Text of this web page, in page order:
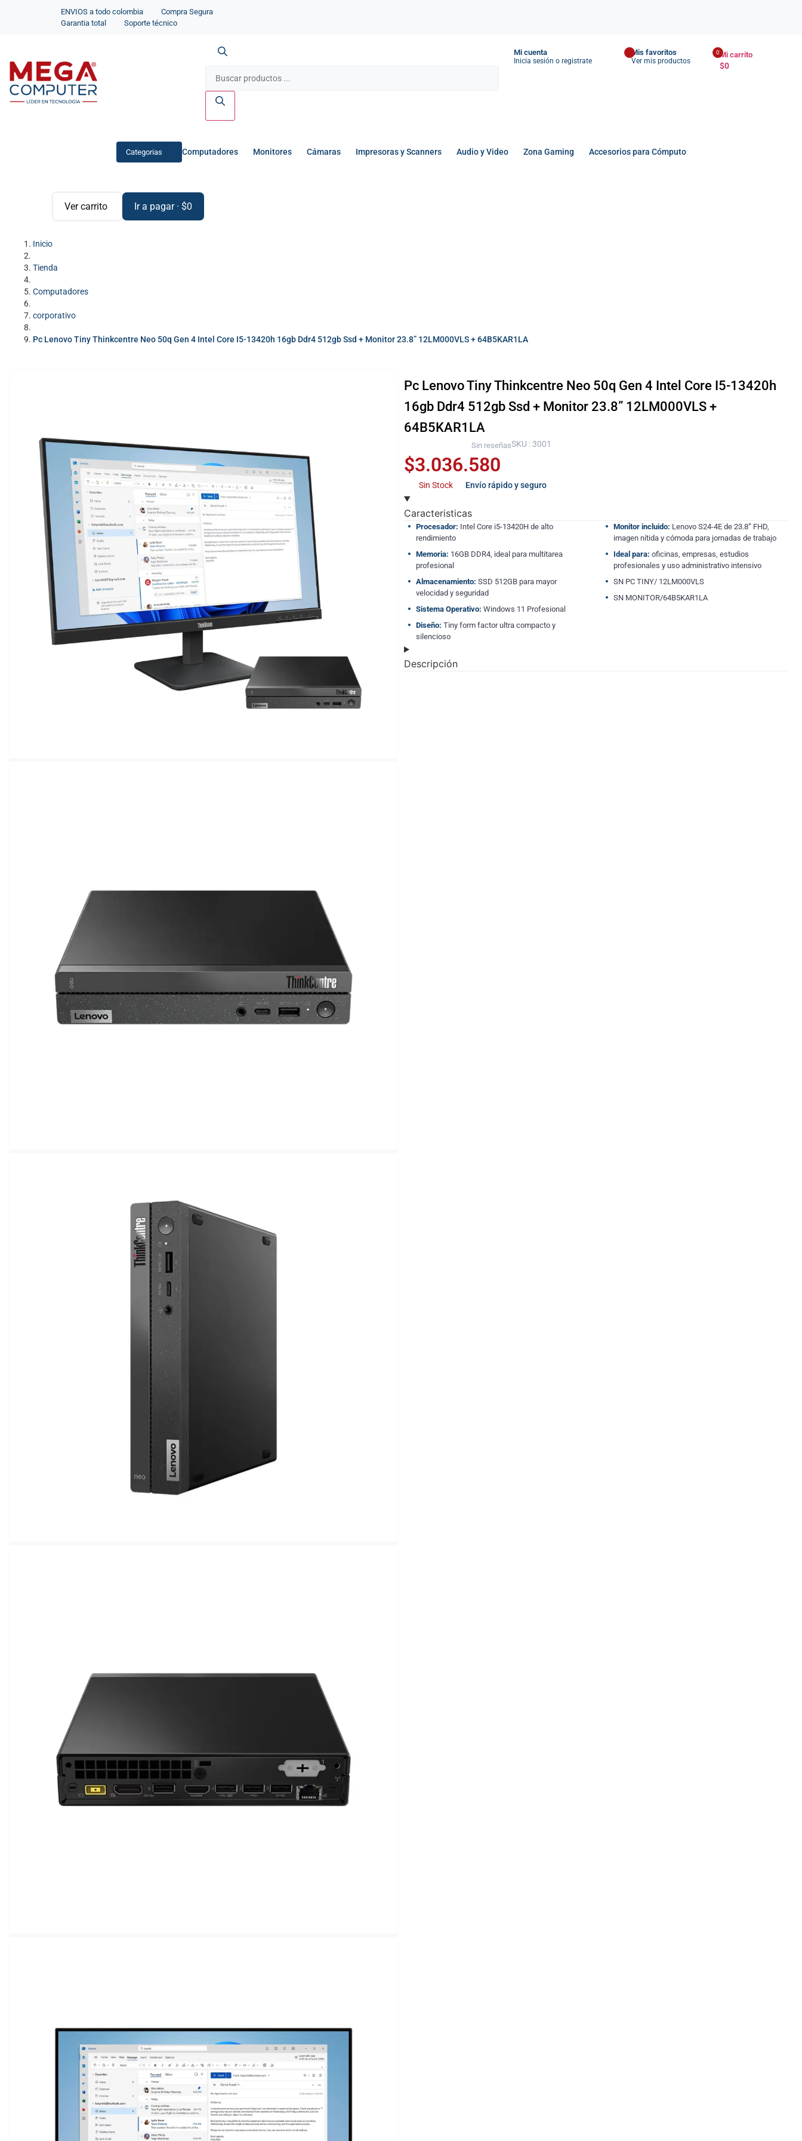
ENVIOS a todo colombia
Compra Segura
Garantia total
Soporte técnico
Mi cuenta
Inicia sesión o registrate
Mis favoritos
Ver mis productos
0Mi carrito
$0
Categorias Computadores Monitores Cámaras Impresoras y Scanners Audio y Video Zona Gaming Accesorios para Cómputo
Ver carrito Ir a pagar · $0
Inicio
Tienda
Computadores
corporativo
Pc Lenovo Tiny Thinkcentre Neo 50q Gen 4 Intel Core I5-13420h 16gb Ddr4 512gb Ssd + Monitor 23.8” 12LM000VLS + 64B5KAR1LA
Pc Lenovo Tiny Thinkcentre Neo 50q Gen 4 Intel Core I5-13420h
16gb Ddr4 512gb Ssd + Monitor 23.8” 12LM000VLS +
64B5KAR1LA
Sin reseñasSKU : 3001
$3.036.580
Sin Stock Envío rápido y seguro
Caracteristicas
Procesador: Intel Core i5-13420H de alto
rendimiento
Memoria: 16GB DDR4, ideal para multitarea
profesional
Almacenamiento: SSD 512GB para mayor
velocidad y seguridad
Sistema Operativo: Windows 11 Profesional
Diseño: Tiny form factor ultra compacto y
silencioso
Monitor incluido: Lenovo S24-4E de 23.8” FHD,
imagen nítida y cómoda para jornadas de trabajo
Ideal para: oficinas, empresas, estudios
profesionales y uso administrativo intensivo
SN PC TINY/ 12LM000VLS
SN MONITOR/64B5KAR1LA
Descripción